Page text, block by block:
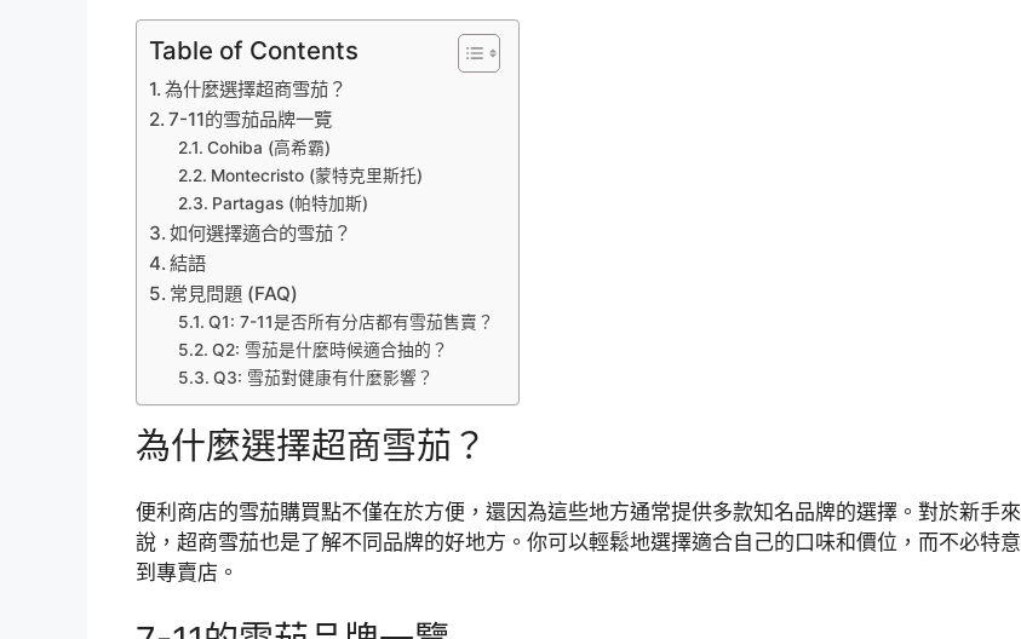
Table of Contents
為什麼選擇超商雪茄？
7-11的雪茄品牌一覽
Cohiba (高希霸)
Montecristo (蒙特克里斯托)
Partagas (帕特加斯)
如何選擇適合的雪茄？
結語
常見問題 (FAQ)
Q1: 7-11是否所有分店都有雪茄售賣？
Q2: 雪茄是什麼時候適合抽的？
Q3: 雪茄對健康有什麼影響？
為什麼選擇超商雪茄？
便利商店的雪茄購買點不僅在於方便，還因為這些地方通常提供多款知名品牌的選擇。對於新手來
說，超商雪茄也是了解不同品牌的好地方。你可以輕鬆地選擇適合自己的口味和價位，而不必特意
到專賣店。